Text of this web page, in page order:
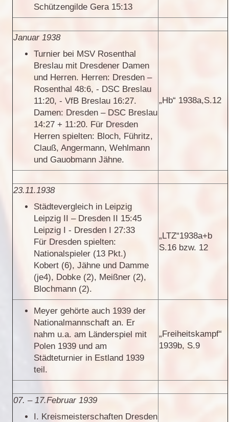
Schützengilde Gera 15:13
Januar 1938
Turnier bei MSV Rosenthal
Breslau mit Dresdener Damen
und Herren. Herren: Dresden –
Rosenthal 48:6, - DSC Breslau
11:20, - VfB Breslau 16:27.
Damen: Dresden – DSC Breslau
14:27 + 11:20. Für Dresden
Herren spielten: Bloch, Führitz,
Clauß, Angermann, Wehlmann
und Gauobmann Jähne.
„Hb“ 1938a,S.12
23.11.1938
Städtevergleich in Leipzig
Leipzig II – Dresden II 15:45
Leipzig I - Dresden I 27:33
Für Dresden spielten:
Nationalspieler (13 Pkt.)
Kobert (6), Jähne und Damme
(je4), Dobke (2), Meißner (2),
Blochmann (2).
„LTZ“1938a+b
S.16 bzw. 12
Meyer gehörte auch 1939 der
Nationalmannschaft an. Er
nahm u.a. am Länderspiel mit
Polen 1939 und am
Städteturnier in Estland 1939
teil.
„Freiheitskampf“
1939b, S.9
07. – 17.Februar 1939
I. Kreismeisterschaften Dresden